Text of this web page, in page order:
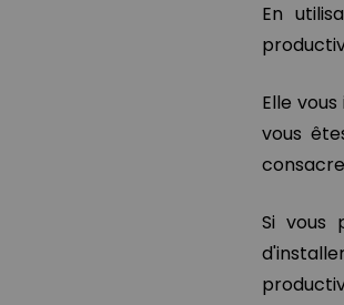
En
Elle
vous
Si vous